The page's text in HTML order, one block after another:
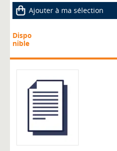
Ajouter à ma sélection
Dispo
nible